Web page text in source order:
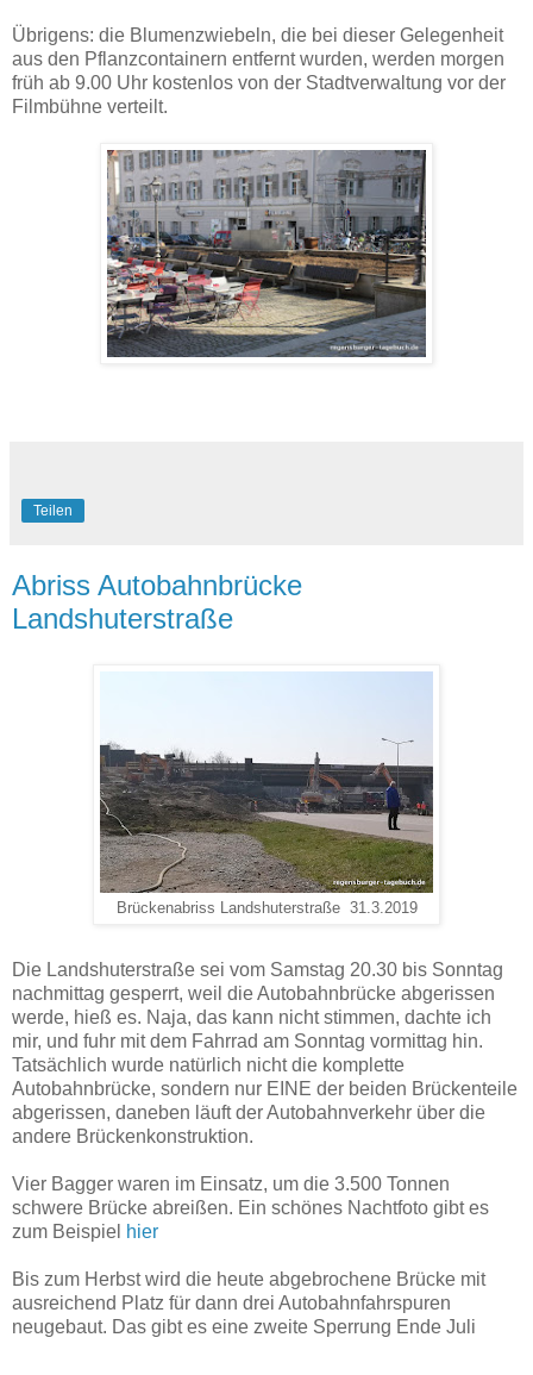
Übrigens: die Blumenzwiebeln, die bei dieser Gelegenheit
aus den Pflanzcontainern entfernt wurden, werden morgen
früh ab 9.00 Uhr kostenlos von der Stadtverwaltung vor der
Filmbühne verteilt.
Teilen
Abriss Autobahnbrücke
Landshuterstraße
Brückenabriss Landshuterstraße 31.3.2019
Die Landshuterstraße sei vom Samstag 20.30 bis Sonntag
nachmittag gesperrt, weil die Autobahnbrücke abgerissen
werde, hieß es. Naja, das kann nicht stimmen, dachte ich
mir, und fuhr mit dem Fahrrad am Sonntag vormittag hin.
Tatsächlich wurde natürlich nicht die komplette
Autobahnbrücke, sondern nur EINE der beiden Brückenteile
abgerissen, daneben läuft der Autobahnverkehr über die
andere Brückenkonstruktion.
Vier Bagger waren im Einsatz, um die 3.500 Tonnen
schwere Brücke abreißen. Ein schönes Nachtfoto gibt es
zum Beispiel hier
Bis zum Herbst wird die heute abgebrochene Brücke mit
ausreichend Platz für dann drei Autobahnfahrspuren
neugebaut. Das gibt es eine zweite Sperrung Ende Juli